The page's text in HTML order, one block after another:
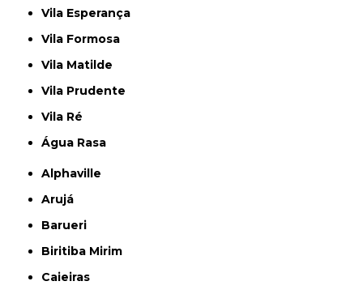
Vila Esperança
Vila Formosa
Vila Matilde
Vila Prudente
Vila Ré
Água Rasa
Alphaville
Arujá
Barueri
Biritiba Mirim
Caieiras